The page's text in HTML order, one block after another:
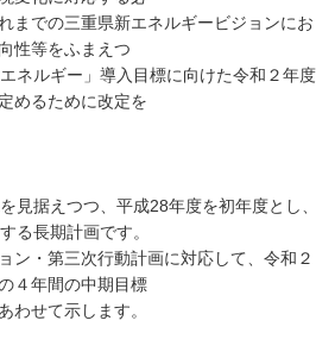
までの三重県新エネルギービジョンにお
性等をふまえつ
ネルギー」導入目標に向けた令和２年度
めるために改定を
据えつつ、平成28年度を初年度とし、
る長期計画です。
ン・第三次行動計画に対応して、令和２
４年間の中期目標
せて示します。